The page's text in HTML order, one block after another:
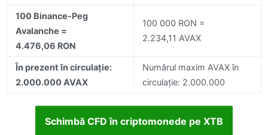
100 Binance-Peg
Avalanche =
4.476,06 RON
100 000 RON =
2.234,11 AVAX
În prezent în circulație:
2.000.000 AVAX
Numărul maxim AVAX în
circulație: 2.000.000
Schimbă CFD în criptomonede pe XTB